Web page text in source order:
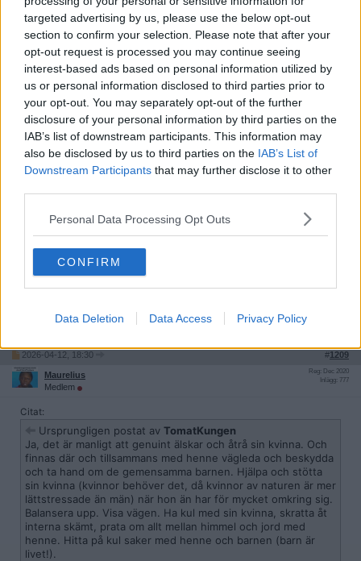
targeted advertising by us, please use the below opt-out
section to confirm your selection. Please note that after your
opt-out request is processed you may continue seeing
interest-based ads based on personal information utilized by
us or personal information disclosed to third parties prior to
your opt-out. You may separately opt-out of the further
disclosure of your personal information by third parties on the
IAB’s list of downstream participants. This information may
also be disclosed by us to third parties on the IAB’s List of
Downstream Participants that may further disclose it to other
Personal Data Processing Opt Outs
CONFIRM
Data Deletion Data Access Privacy Policy
Ursprungligen postat av WordWarrior
Extremt underhållande när de blir desperata för att shaming
inte fungerar som härskarteknik. I synnerhet unga män skiter
blankt i det. Hela det kvinnliga narrativet bygger på en
intrikat väv av lögner och offermentalitet. Nu tror kvinnor att
de ska betraktas som offer för att de inte förmår skita ur sig
barn längre också... De glömmer helt och hållet att det
sociala kontrakt som resulterat i deras positiva särbehandling
helt och hållet byggde en underförstådd överenskommelse
om familjebildning och barnafödande. När det inte uppfylls så
är kontraktet rivet.
Det är bara störda kvinnor som bildar familj med otrogna torskar
Stå för ditt beteende, skyll inte ifrån dig på kvinnor
I övrigt skaffar kvinnor det antalet barn de förmår bringa upp, när
de själva får bestämma.
2026-04-12, 18:30 #1209
Maurelius
Medlem
Reg: Dec 2020
Inlägg: 777
Citat:
Ursprungligen postat av TomatKungen
Ja, det är manligt att genuint älskar och åtrå sin kvinna. Och
finnas där och tillsammans med henne vägleda och beskydda
och ta hand om de gemensamma barnen. Hjälpa och stötta
sin kvinna (kvinnor behöver det, då kvinnor av naturen är mer
lättstressade än män) när hon än har för mycket omkring sig.
Balansera upp. Visa vägen. Ha kul med sin kvinna, skratta åt
interna skämt, prata om allt mellan himmel och jord med
henne. Hitta på kul saker med henne och barnen (barn är
livet!).